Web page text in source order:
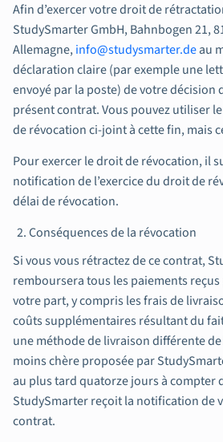
Afin d’exercer votre droit de
StudySmarter GmbH, Bahnbogen 21,
Allemagne,info@studysmarter.deau
déclaration claire (par exemple une
envoyé par la poste) de votre décision
présent contrat. Vous pouvez utiliser
de révocation ci-joint à cette fin, mais
Pour exercer le droit de révocation, il
notification de l’exercice du droit de
délai de révocation.
Conséquences de la révocation
Si vous vous rétractez de ce contrat,
remboursera tous les paiements
votre part, y compris les frais de
coûts supplémentaires résultant du
une méthode de livraison différente
moins chère proposée par
au plus tard quatorze jours à compter
StudySmarter reçoit la notification de
contrat.